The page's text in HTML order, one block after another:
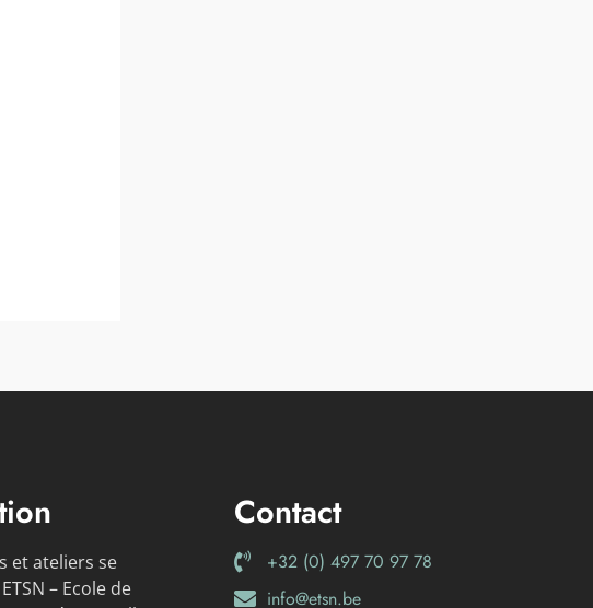
et ateliers se
– Ecole de
Contact
+32 (0) 497 70 97 78
info@etsn.be